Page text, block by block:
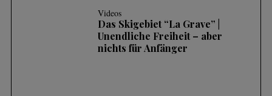
Videos
Das Skigebiet “La Grave” |
Unendliche Freiheit – aber
nichts für Anfänger